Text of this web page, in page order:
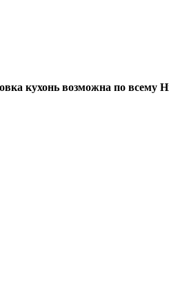
кухонь возможна по всему